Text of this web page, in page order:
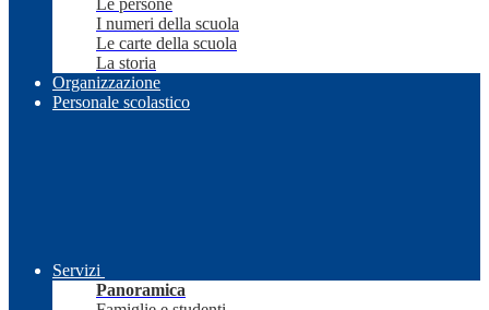
Le persone
I numeri della scuola
Le carte della scuola
La storia
Organizzazione
Personale scolastico
Servizi
Panoramica